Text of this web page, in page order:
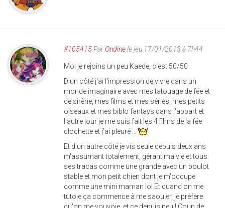
#105415ParOndinele jeu 17/01/2013 à 7h44
Moi je rejoins un peu Kaede, c'est 50/50
D'un côté j'ai l'impression de vivre dans un
monde imaginaire avec mes tatouage de fée et
de sirène, mes films et mes séries, mes petits
oiseaux et mes biblo fantays dans l'appart et
l'autre jour je me suis fait les 4 films de la fée
clochette et j'ai pleuré ...
Et d'un autre côté je vis seule depuis deux ans
m'assumant totalement, gérant ma vie et tous
ses tracas comme une grande avec un boulot
stable et mon petit chien dont je m'occupe
comme une mini maman lol Et quand on me
tutoie ça commence à me saouler, je préfère
qu'on me vouvoie, et ce depuis peu ! Coup de